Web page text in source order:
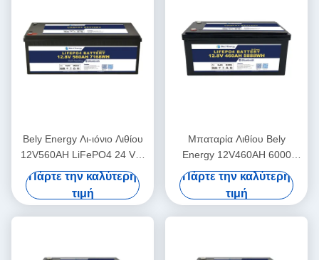
Bely Energy Λι-ιόνιο Λιθίου
12V560AH LiFePO4 24 Volt
Λιθιογενής μπαταρία για Off-
Road RV Camper
Πάρτε την καλύτερη
τιμή
Μπαταρία Λιθίου Bely
Energy 12V460AH 6000
Κύκλων Για Ηλεκτρικό
Αυτοκίνητο Θαλάσσης,
Θαλάσσιο Κινητήρα
Πάρτε την καλύτερη
τιμή